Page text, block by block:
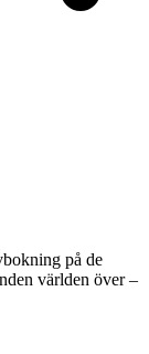
på de
världen över –